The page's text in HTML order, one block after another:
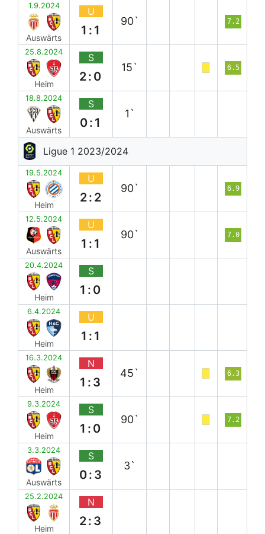
1.9.2024
Auswärts
U
1:1
90` 7.2
25.8.2024
Heim
S
2:0
15` 6.5
18.8.2024
Auswärts
S
0:1
1`
Ligue 1 2023/2024
19.5.2024
Heim
U
2:2
90` 6.9
12.5.2024
Auswärts
U
1:1
90` 7.0
20.4.2024
Heim
S
1:0
6.4.2024
Heim
U
1:1
16.3.2024
Heim
N
1:3
45` 6.3
9.3.2024
Heim
S
1:0
90` 7.2
3.3.2024
Auswärts
S
0:3
3`
25.2.2024
Heim
N
2:3